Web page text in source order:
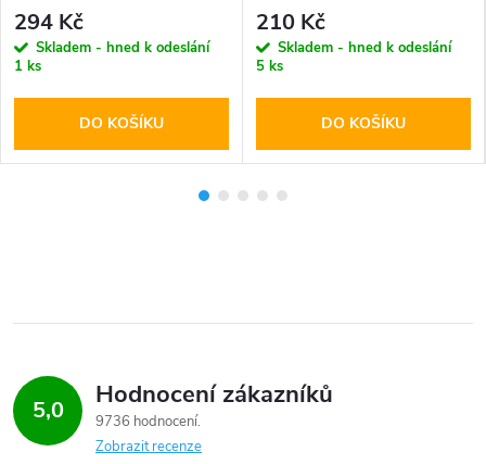
294 Kč
Skladem - hned k odeslání
1 ks
DO KOŠÍKU
210 Kč
Skladem - hned k odeslání
5 ks
DO KOŠÍKU
5,0 Hodnocení zákazníků
9736 hodnocení
Zobrazit recenze